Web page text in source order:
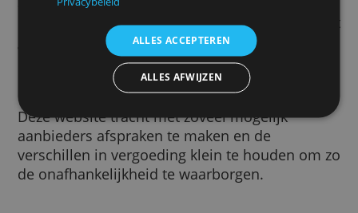
klanttevredenheid van bestaande
Hoe verdienen wij met het vergelijken van
kredietkaarten?
Wanneer u via onze website een
afsluit, ontvangen wij hiervoor een
provisie van de kredietkaartaanbieder
Deze website maakt gebruik van
cookies.
We gebruiken cookies om inhoud en advertenties
te personaliseren en om ons verkeer te analyseren.
We delen ook informatie over uw gebruik van onze
site met onze advertentie- en analysepartners, die
deze kunnen combineren met andere informatie
die u aan hen heeft verstrekt of die zij hebben